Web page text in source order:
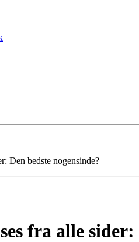
Den bedste nogensinde?
fra alle sider: